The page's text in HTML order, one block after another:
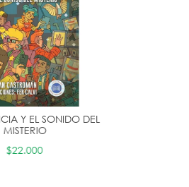
Y EL SONIDO DEL
MISTERIO
$22.000